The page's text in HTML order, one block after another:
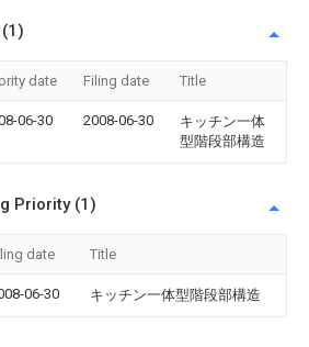
date Filing date Title
06-30 2008-06-30
キッチン一体
型階段部構造
Priority (1)
date Title
06-30 キッチン一体型階段部構造